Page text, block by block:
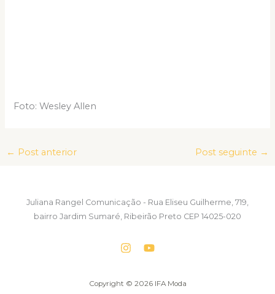
Foto: Wesley Allen
← Post anterior Post seguinte →
Juliana Rangel Comunicação - Rua Eliseu Guilherme, 719,
bairro Jardim Sumaré, Ribeirão Preto CEP 14025-020
Copyright © 2026 IFA Moda